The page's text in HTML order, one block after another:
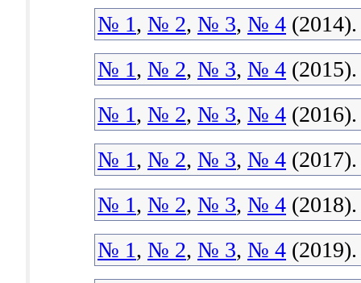
№ 1, № 2, № 3, № 4 (2014).
№ 1, № 2, № 3, № 4 (2015).
№ 1, № 2, № 3, № 4 (2016).
№ 1, № 2, № 3, № 4 (2017).
№ 1, № 2, № 3, № 4 (2018).
№ 1, № 2, № 3, № 4 (2019).